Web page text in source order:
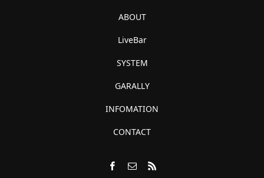
ABOUT
LiveBar
SYSTEM
GARALLY
INFOMATION
CONTACT